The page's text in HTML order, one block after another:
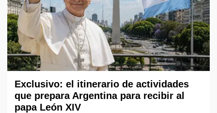
Exclusivo: el itinerario de actividades
que prepara Argentina para recibir al
papa León XIV